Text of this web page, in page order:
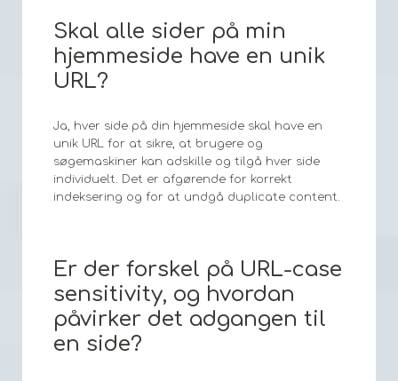
Skal alle sider på min
hjemmeside have en unik
URL?
Ja, hver side på din hjemmeside skal have en
unik URL for at sikre, at brugere og
søgemaskiner kan adskille og tilgå hver side
individuelt. Det er afgørende for korrekt
indeksering og for at undgå duplicate content.
Er der forskel på URL-case
sensitivity, og hvordan
påvirker det adgangen til
en side?